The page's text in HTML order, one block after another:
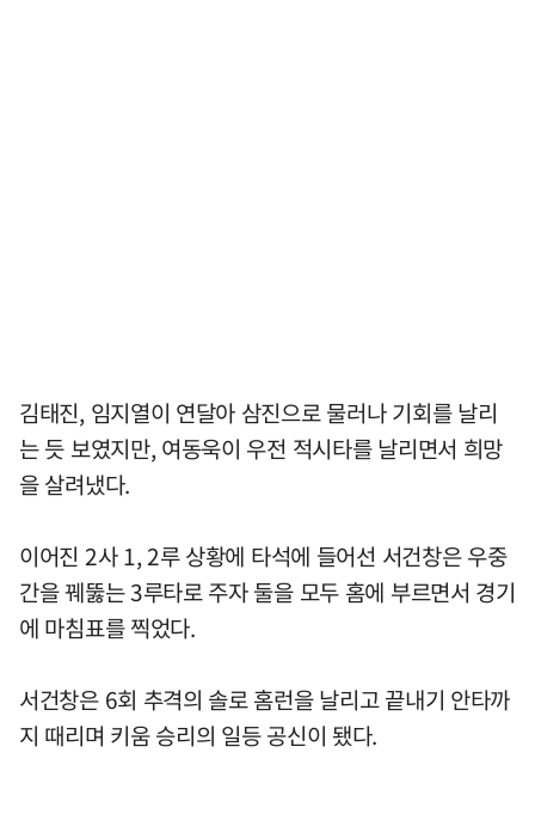
김태진, 임지열이 연달아 삼진으로 물러나 기회를 날리
는 듯 보였지만, 여동욱이 우전 적시타를 날리면서 희망
을 살려냈다.
이어진 2사 1, 2루 상황에 타석에 들어선 서건창은 우중
간을 꿰뚫는 3루타로 주자 둘을 모두 홈에 부르면서 경기
에 마침표를 찍었다.
서건창은 6회 추격의 솔로 홈런을 날리고 끝내기 안타까
지 때리며 키움 승리의 일등 공신이 됐다.